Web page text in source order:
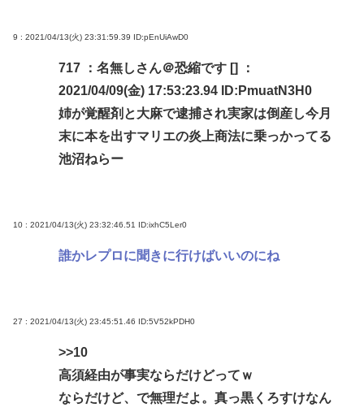
9 : 2021/04/13(火) 23:31:59.39 ID:pEnUiAwD0
717 ：名無しさん＠恐縮です [] ：
2021/04/09(金) 17:53:23.94 ID:PmuatN3H0
姉が覚醒剤と大麻で逮捕され実家は倒産し今月
末に本を出すマリエの炎上商法に乗っかってる
池沼ねらー
10 : 2021/04/13(火) 23:32:46.51 ID:ixhC5Ler0
誰かレプロに聞きに行けばいいのにね
27 : 2021/04/13(火) 23:45:51.46 ID:5V52kPDH0
>>10
高須経由が事実ならだけどってｗ
ならだけど、で無理だよ。真っ黒くろすけなん